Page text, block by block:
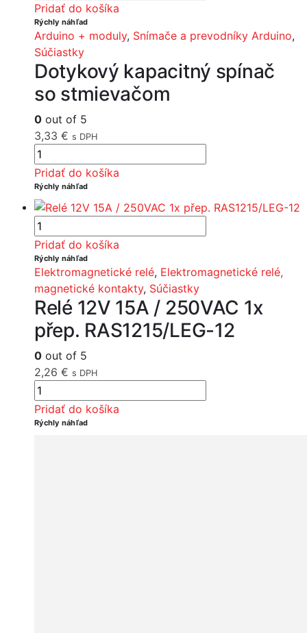
Pridať do košíka
Rýchly náhľad
Arduino + moduly, Snímače a prevodníky Arduino,
Súčiastky
Dotykový kapacitný spínač
so stmievačom
0 out of 5
3,33 € s DPH
Pridať do košíka
Rýchly náhľad
Pridať do košíka
Rýchly náhľad
Elektromagnetické relé, Elektromagnetické relé,
magnetické kontakty, Súčiastky
Relé 12V 15A / 250VAC 1x
přep. RAS1215/LEG-12
0 out of 5
2,26 € s DPH
Pridať do košíka
Rýchly náhľad